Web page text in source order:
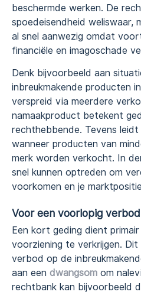
beschermde werken. De
spoedeisendheid weliswaar,
al snel aanwezig omdat
financiële en imagoschade
Denk bijvoorbeeld aan
inbreukmakende producten
verspreid via meerdere
namaakproduct betekent
rechthebbende. Tevens
wanneer producten van
merk worden verkocht. In
snel kunnen optreden om
voorkomen en je
Voor een voorlopig
Een kort geding dient
voorziening te verkrijgen.
verbod op de
aan een dwangsom om
rechtbank kan bijvoorbeeld